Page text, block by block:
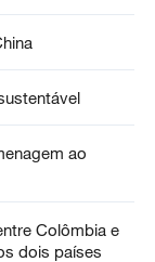
ao
Colômbia e
dois países